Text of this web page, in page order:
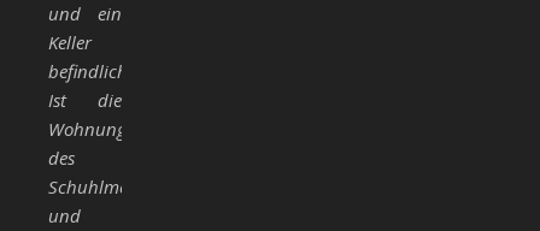
und ein
Keller
befindlich.
Ist die
Wohnung
des
Schuhlmeisters
und